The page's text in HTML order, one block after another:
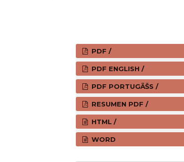
PDF /
PDF ENGLISH /
PDF PORTUGÃŠS /
RESUMEN PDF /
HTML /
WORD